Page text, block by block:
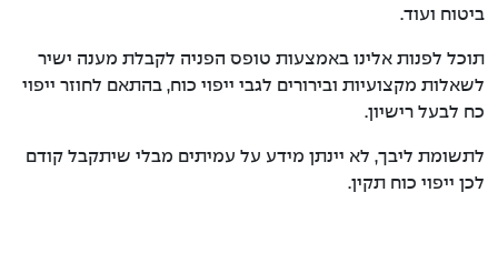
ביטוח ועוד.
תוכל לפנות אלינו באמצעות טופס הפניה לקבלת מענה ישיר
לשאלות מקצועיות ובירורים לגבי ייפוי כוח, בהתאם לחוזר ייפוי
כח לבעל רישיון.
לתשומת ליבך, לא יינתן מידע על עמיתים מבלי שיתקבל קודם
לכן ייפוי כוח תקין.